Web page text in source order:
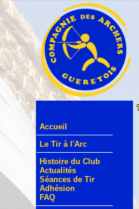
Accueil
Le Tir à l'Arc
Histoire du Club
Actualités
Séances de Tir
Adhésion
FAQ